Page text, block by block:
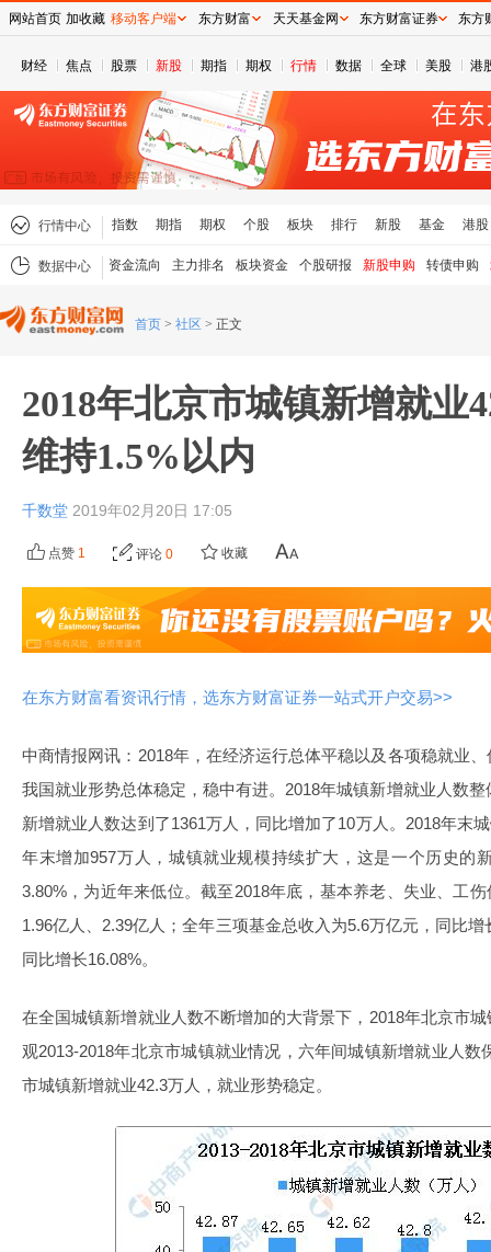
财经 焦点 股票 新股 期指 期权 行情 数据 全球 美股 港
行情中心 指数 期指 期权 个股 板块 排行 新股 基金 港股
数据中心 资金流向 主力排名 板块资金 个股研报 新股申购 转债申购
首页 > 社区 > 正文
2018年北京市城镇新增就业
维持1.5%以内
千数堂 2019年02月20日 17:05
点赞 1 评论 0 收藏
在东方财富看资讯行情，选东方财富证券一站式开户交易>>
中商情报网讯：2018年，在经济运行总体平稳以及各项稳就业
我国就业形势总体稳定，稳中有进。2018年城镇新增就业人数
新增就业人数达到了1361万人，同比增加了10万人。2018年末
年末增加957万人，城镇就业规模持续扩大，这是一个历史的
3.80%，为近年来低位。截至2018年底，基本养老、失业、工
1.96亿人、2.39亿人；全年三项基金总收入为5.6万亿元，同比
同比增长16.08%。
在全国城镇新增就业人数不断增加的大背景下，2018年北京市
观2013-2018年北京市城镇就业情况，六年间城镇新增就业人数
市城镇新增就业42.3万人，就业形势稳定。
网站首页 加收藏 移动客户端 东方财富 天天基金网 东方财富证券 东方